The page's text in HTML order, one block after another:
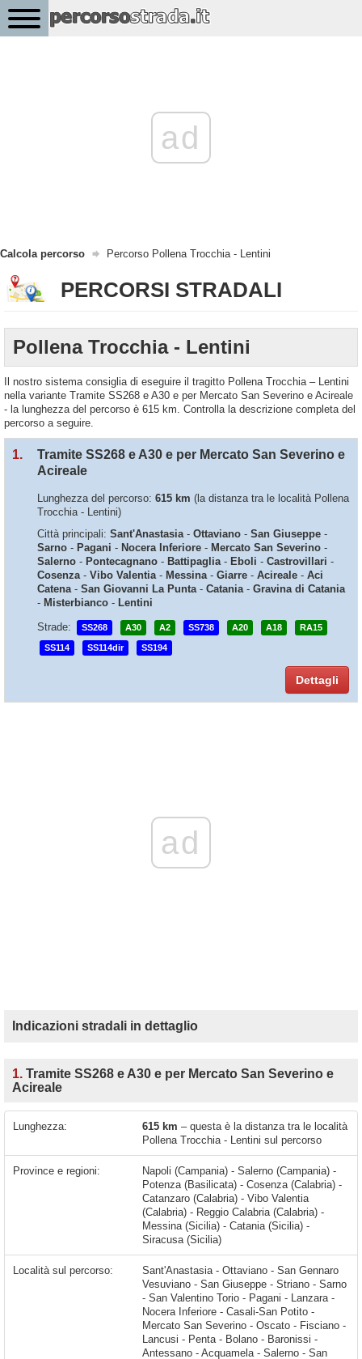
ad
Calcola percorso Percorso Pollena Trocchia - Lentini
PERCORSI STRADALI
Pollena Trocchia - Lentini
Il nostro sistema consiglia di eseguire il tragitto Pollena Trocchia – Lentini
nella variante Tramite SS268 e A30 e per Mercato San Severino e Acireale
- la lunghezza del percorso è 615 km. Controlla la descrizione completa del
percorso a seguire.
1.
Tramite SS268 e A30 e per Mercato San Severino e
Acireale
Lunghezza del percorso: 615 km (la distanza tra le località Pollena
Trocchia - Lentini)
Città principali: Sant'Anastasia- Ottaviano - San Giuseppe -
Sarno - Pagani - Nocera Inferiore - Mercato San Severino -
Salerno - Pontecagnano - Battipaglia- Eboli - Castrovillari -
Cosenza- Vibo Valentia- Messina- Giarre - Acireale - Aci
Catena- San Giovanni La Punta- Catania- Gravina di Catania
- Misterbianco - Lentini
Strade:
SS268 A30 A2 SS738 A20 A18 RA15
SS114 SS114dir SS194
Dettagli
ad
Indicazioni stradali in dettaglio
1. Tramite SS268 e A30 e per Mercato San Severino e
Acireale
Lunghezza: 615 km – questa è la distanza tra le località
Pollena Trocchia - Lentini sul percorso
Province e regioni:
Napoli (Campania) - Salerno (Campania) -
Potenza (Basilicata) - Cosenza (Calabria) -
Catanzaro (Calabria) - Vibo Valentia
(Calabria) - Reggio Calabria (Calabria) -
Messina (Sicilia) - Catania (Sicilia) -
Siracusa (Sicilia)
Località sul percorso: Sant'Anastasia - Ottaviano - San Gennaro Vesuviano - San Giuseppe - Striano - Sarno - San Valentino Torio - Pagani - Lanzara - Nocera Inferiore - Casali-San Potito - Mercato San Severino - Oscato - Fisciano - Lancusi - Penta - Bolano - Baronissi - Antessano - Acquamela - Salerno - San Mango Piemonte - Pontecagnano - Sant'Antonio - Bellizzi - Battipaglia - Eboli - Quadrivio - Contursi Terme - Bivio Palomonte - Zuppino - Petina - Polla - Taverne - Atena Lucana - Sala Consilina - Padula